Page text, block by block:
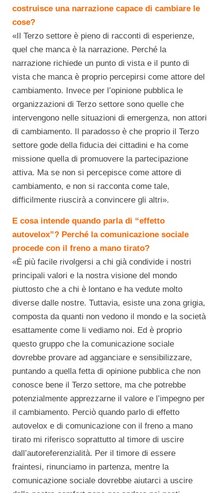
costruisce una narrazione capace di cambiare le
cose?
«Il Terzo settore è pieno di racconti di esperienze,
quel che manca è la narrazione. Perché la
narrazione richiede un punto di vista e il punto di
vista che manca è proprio percepirsi come attore del
cambiamento. Invece per l’opinione pubblica le
organizzazioni di Terzo settore sono quelle che
intervengono nelle situazioni di emergenza, non attori
di cambiamento. Il paradosso è che proprio il Terzo
settore gode della fiducia dei cittadini e ha come
missione quella di promuovere la partecipazione
attiva. Ma se non si percepisce come attore di
cambiamento, e non si racconta come tale,
difficilmente riuscirà a convincere gli altri».
E cosa intende quando parla di “effetto
autovelox”? Perché la comunicazione sociale
procede con il freno a mano tirato?
«È più facile rivolgersi a chi già condivide i nostri
principali valori e la nostra visione del mondo
piuttosto che a chi è lontano e ha vedute molto
diverse dalle nostre. Tuttavia, esiste una zona grigia,
composta da quanti non vedono il mondo e la società
esattamente come li vediamo noi. Ed è proprio
questo gruppo che la comunicazione sociale
dovrebbe provare ad agganciare e sensibilizzare,
puntando a quella fetta di opinione pubblica che non
conosce bene il Terzo settore, ma che potrebbe
potenzialmente apprezzarne il valore e l’impegno per
il cambiamento. Perciò quando parlo di effetto
autovelox e di comunicazione con il freno a mano
tirato mi riferisco soprattutto al timore di uscire
dall’autoreferenzialità. Per il timore di essere
fraintesi, rinunciamo in partenza, mentre la
comunicazione sociale dovrebbe aiutarci a uscire